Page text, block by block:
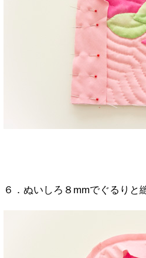
６．ぬいしろ８mmでぐるりと